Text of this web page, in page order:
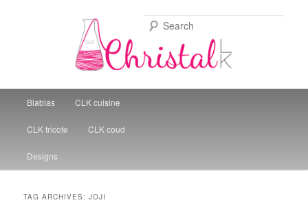
Christal Little Kitchen
Skip to primary content
Skip to secondary content
Blablas CLK cuisine
CLK tricote CLK coud
Designs
TAG ARCHIVES:JOJI